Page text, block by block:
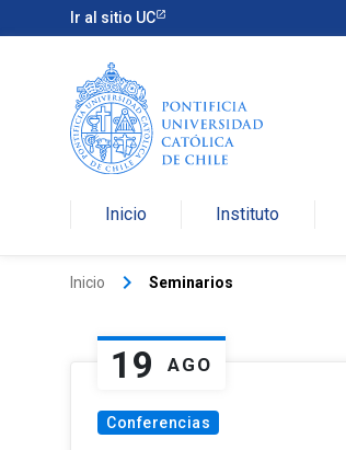
Ir al sitio UC
Inicio Instituto
Inicio keyboard_arrow_right Seminarios
19 AGO
Conferencias